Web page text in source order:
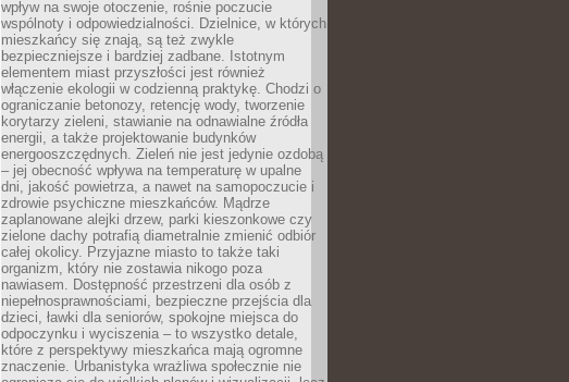
wpływ na swoje otoczenie, rośnie poczucie
wspólnoty i odpowiedzialności. Dzielnice, w których
mieszkańcy się znają, są też zwykle
bezpieczniejsze i bardziej zadbane. Istotnym
elementem miast przyszłości jest również
włączenie ekologii w codzienną praktykę. Chodzi o
ograniczanie betonozy, retencję wody, tworzenie
korytarzy zieleni, stawianie na odnawialne źródła
energii, a także projektowanie budynków
energooszczędnych. Zieleń nie jest jedynie ozdobą
– jej obecność wpływa na temperaturę w upalne
dni, jakość powietrza, a nawet na samopoczucie i
zdrowie psychiczne mieszkańców. Mądrze
zaplanowane alejki drzew, parki kieszonkowe czy
zielone dachy potrafią diametralnie zmienić odbiór
całej okolicy. Przyjazne miasto to także taki
organizm, który nie zostawia nikogo poza
nawiasem. Dostępność przestrzeni dla osób z
niepełnosprawnościami, bezpieczne przejścia dla
dzieci, ławki dla seniorów, spokojne miejsca do
odpoczynku i wyciszenia – to wszystko detale,
które z perspektywy mieszkańca mają ogromne
znaczenie. Urbanistyka wrażliwa społecznie nie